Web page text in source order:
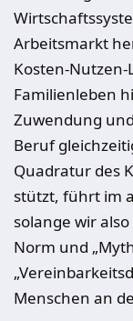
Arbeitsmarkt
Kosten-
Familienleben
Zuwendung
Beruf
Quadratur des
stützt, führt im
solange wir
Norm und
Menschen an